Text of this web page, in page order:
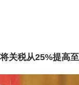
关税从25%提高